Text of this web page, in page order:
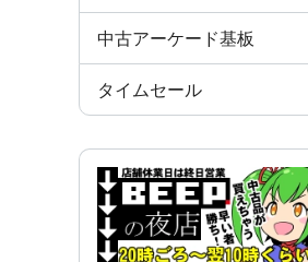
中古アーケード基板
タイムセール